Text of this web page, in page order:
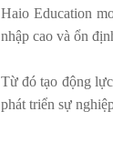
Haio Education
nhập cao và ổn
Từ đó tạo động
phát triển sự